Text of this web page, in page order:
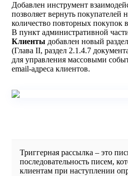
Добавлен инструмент
позволяет вернуть покупателей
количество повторных покупок
В пункт административной
Клиенты добавлен новый раздел
(Глава II, раздел 2.1.4.7
для управления массовыми
email-адреса клиентов.
Триггерная рассылка – это
последовательность писем,
клиентам при наступлении